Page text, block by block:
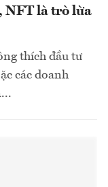
NFT là trò lừa
thích đầu tư
các doanh